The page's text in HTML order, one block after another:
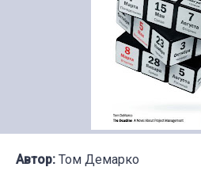
Автор: Том Демарко